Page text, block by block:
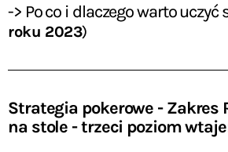
-> Po co i dlaczego warto uczyć
roku 2023)
Strategia pokerowe - Zakres
na stole - trzeci poziom